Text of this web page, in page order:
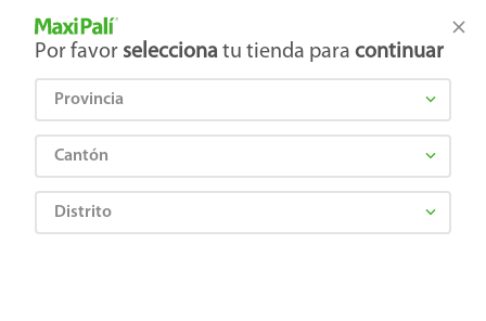
Tienda Maxi Palí
Por favor selecciona tu tienda para continuar
Provincia
Cantón
Distrito